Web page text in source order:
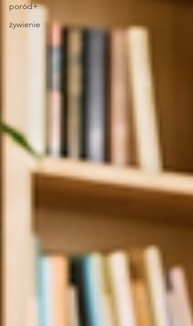
poród+
żywienie